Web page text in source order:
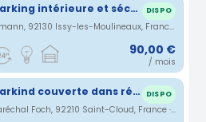
Place de parking intérieure et sécurisée - RER ISSY et Tram Les Moulineaux DISPO
3 Villa Haussmann, 92130 Issy-les-Moulineaux, France · 2.79 km
90,00 €
/ mois
Place de parkind couverte dans résidence privée à St Cloud DISPO
Avenue Du Maréchal Foch, 92210 Saint-Cloud, France · 2.81 km